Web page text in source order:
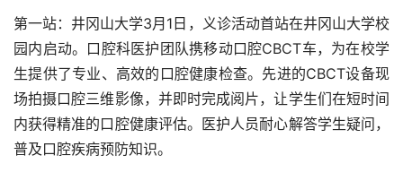
第一站：井冈山大学3月1日，义诊活动首站在井冈山大学校
园内启动。口腔科医护团队携移动口腔CBCT车，为在校学
生提供了专业、高效的口腔健康检查。先进的CBCT设备现
场拍摄口腔三维影像，并即时完成阅片，让学生们在短时间
内获得精准的口腔健康评估。医护人员耐心解答学生疑问，
普及口腔疾病预防知识。